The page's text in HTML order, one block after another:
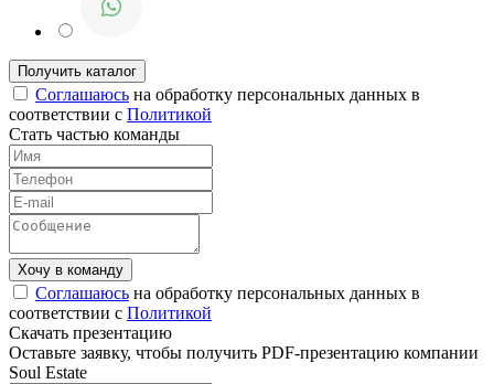
Соглашаюсь на обработку персональных данных в
соответствии с Политикой
Стать частью команды
Соглашаюсь на обработку персональных данных в
соответствии с Политикой
Скачать презентацию
Оставьте заявку, чтобы получить PDF-презентацию компании
Soul Estate